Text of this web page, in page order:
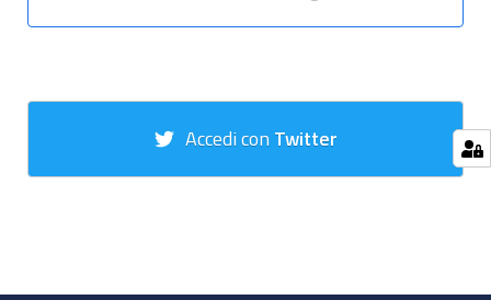
Accedi con Twitter